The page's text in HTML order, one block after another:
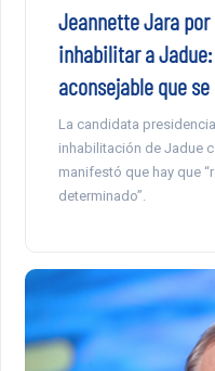
Jeannette Jara
inhabilitar a Jadue:
aconsejable que
La candidata
inhabilitación de Jadue
manifestó que hay que
determinado”.